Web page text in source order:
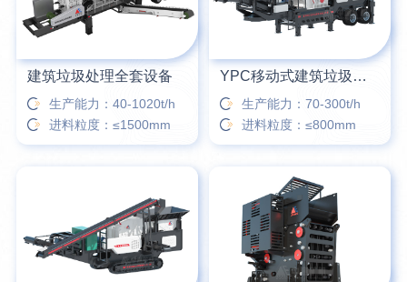
建筑垃圾处理全套设备
生产能力：40-1020t/h
进料粒度：≤1500mm
YPC移动式建筑垃圾破碎筛分站
生产能力：70-300t/h
进料粒度：≤800mm